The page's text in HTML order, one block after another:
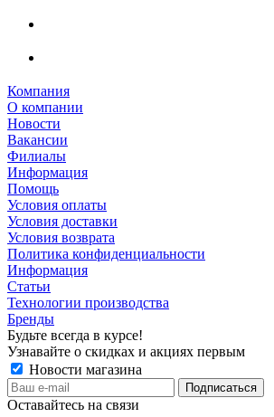
Компания
О компании
Новости
Вакансии
Филиалы
Информация
Помощь
Условия оплаты
Условия доставки
Условия возврата
Политика конфиденциальности
Информация
Статьи
Технологии производства
Бренды
Будьте всегда в курсе!
Узнавайте о скидках и акциях первым
Новости магазина
Оставайтесь на связи